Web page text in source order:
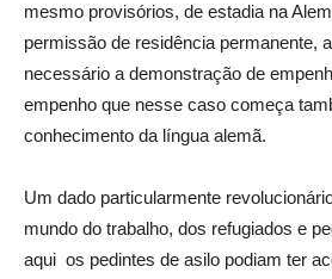
mesmo provisórios, de estadia na
permissão de residência permanente,
necessário a demonstração de
empenho que nesse caso começa
conhecimento da língua alemã.
Um dado particularmente
mundo do trabalho, dos refugiados e
aqui os pedintes de asilo podiam ter